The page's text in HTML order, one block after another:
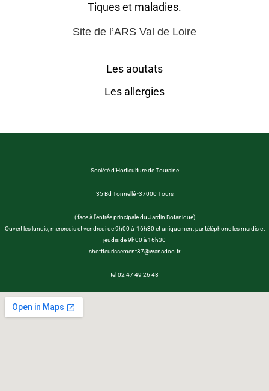
Tiques et maladies.
Site de l’ARS Val de Loire
Les aoutats
Les allergies
Société d’Horticulture de Touraine
35 Bd Tonnellé -37000 Tours
( face à l’entrée principale du Jardin Botanique)
Ouvert les lundis, mercredis et vendredi de 9h00 à 16h30 et uniquement par téléphone les mardis et
jeudis de 9h00 à 16h30
shotfleurissement37@wanadoo.fr
tel 02 47 49 26 48